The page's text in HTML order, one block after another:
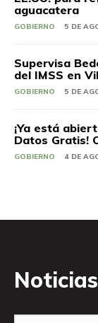
aguacatera
GOBIERNO 5 DE
Supervisa
del IMSS en
GOBIERNO 5 DE
¡Ya está
Datos Gratis!
GOBIERNO 4 DE